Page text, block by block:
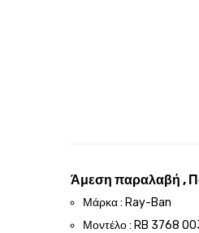
Άμεση παραλαβή ,
Μάρκα : Ray-Ban
Μοντέλο : RB 3768